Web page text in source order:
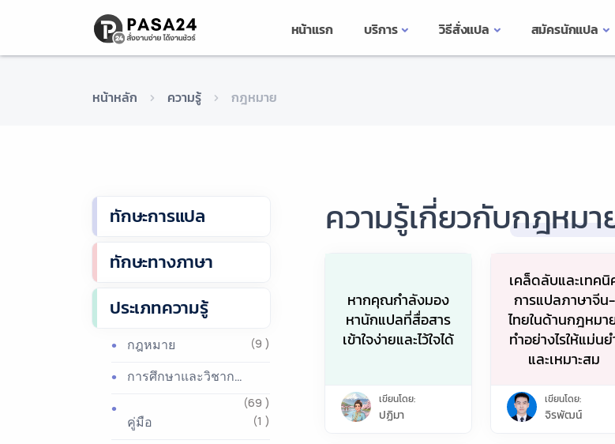
หน้าแรก บริการ วิธีสั่งแปล สมัครนักแปล
หน้าหลัก ความรู้ กฎหมาย
ความรู้เกี่ยวกับกฎหมา
หากคุณกำลังมอง
หานักแปลที่สื่อสาร
เข้าใจง่ายและไว้ใจได้
เขียนโดย:
ปฏิมา
เคล็ดลับและเทคนิ
การแปลภาษาจีน-
ไทยในด้านกฎหมา
ทำอย่างไรให้แม่นย
และเหมาะสม
เขียนโดย:
จิรพัฒน์
ทักษะการแปล
ทักษะทางภาษา
ประเภทความรู้
กฎหมาย (9 )
การศึกษาและวิชาการ
(69 )
คู่มือ (1 )